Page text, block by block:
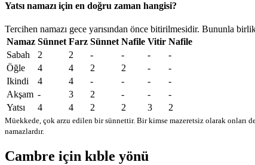
Yatsı namazı için en doğru zaman hangisi?
Tercihen namazı gece yarısından önce bitirilmesidir. Bununla
Namaz Sünnet Farz Sünnet Nafile Vitir Nafile
Sabah
2 2 - - -
-
Öğle
4 4 2 2 -
-
Ikindi
4 4 - - -
-
Akşam - 3 2 - -
-
Yatsı
4 4 2 2 3 2
Müekkede, çok arzu edilen bir sünnettir. Bir kimse mazeretsiz olarak onları
namazlardır.
Cambre için kıble yönü